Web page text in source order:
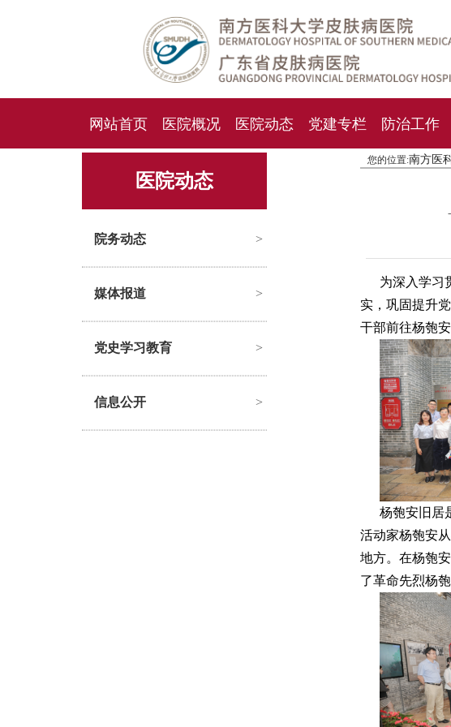
网站首页 医院概况 医院动态 党建专栏 防治工作
人才招聘 招标采购
医院动态
院务动态 >
媒体报道 >
党史学习教育 >
信息公开 >
您的位置:南方医
为深入学习
实，巩固提升
干部前往杨匏
杨匏安旧居
活动家杨匏安
地方。在杨匏
了革命先烈杨